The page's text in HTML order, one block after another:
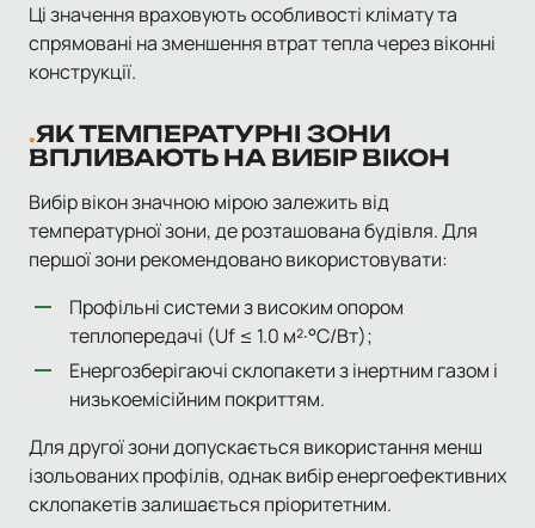
Ці значення враховують особливості клімату та
спрямовані на зменшення втрат тепла через віконні
конструкції.
ЯК ТЕМПЕРАТУРНІ ЗОНИ
ВПЛИВАЮТЬ НА ВИБІР ВІКОН
Вибір вікон значною мірою залежить від
температурної зони, де розташована будівля. Для
першої зони рекомендовано використовувати:
Профільні системи з високим опором
теплопередачі (Uf ≤ 1.0 м²·°C/Вт);
Енергозберігаючі склопакети з інертним газом і
низькоемісійним покриттям.
Для другої зони допускається використання менш
ізольованих профілів, однак вибір енергоефективних
склопакетів залишається пріоритетним.